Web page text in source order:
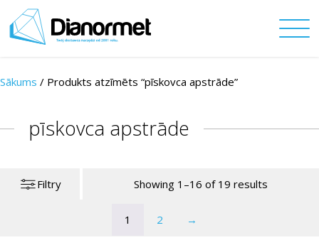
Sākums / Produkts atzīmēts “pīskovca apstrāde”
pīskovca apstrāde
Filtry Showing 1–16 of 19 results
1 2 →